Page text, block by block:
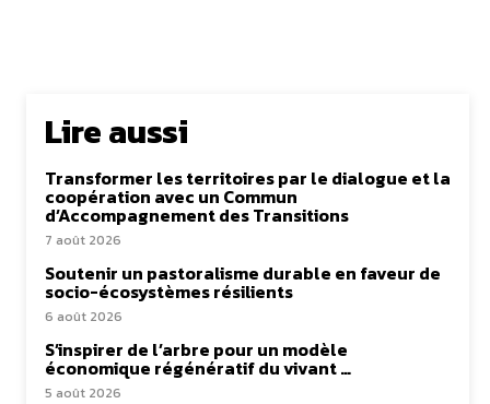
Lire aussi
Transformer les territoires par le dialogue et la
coopération avec un Commun
d’Accompagnement des Transitions
7 août 2026
Soutenir un pastoralisme durable en faveur de
socio-écosystèmes résilients
6 août 2026
S’inspirer de l’arbre pour un modèle
économique régénératif du vivant …
5 août 2026